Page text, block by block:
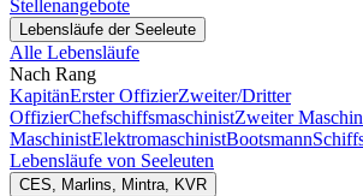
Stellenangebote
Lebensläufe der Seeleute
Alle Lebensläufe
Nach Rang
KapitänErster OffizierZweiter/Dritter
OffizierChefschiffsmaschinistZweiter
MaschinistElektromaschinistBootsmann
Lebensläufe von Seeleuten
CES, Marlins, Mintra, KVR